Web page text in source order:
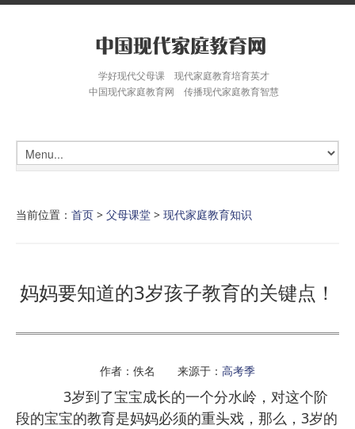
学好现代父母课 现代家庭教育培育英才
中国现代家庭教育网 传播现代家庭教育智慧
当前位置： 首页 > 父母课堂 > 现代家庭教育知识
妈妈要知道的3岁孩子教育的关键点！
作者：佚名 来源于： 高考季
3岁到了宝宝成长的一个分水岭，对这个阶
段的宝宝的教育是妈妈必须的重头戏，那么，3岁的